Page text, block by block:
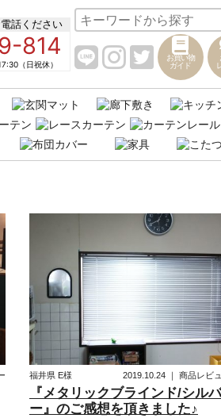
話ください
814
（日祝休）
お買い物
ガイド
福井県 E様 2019.10.24 商品レビ
『メタリックブラインド/シルバ
ー』のご感想を頂きました♪